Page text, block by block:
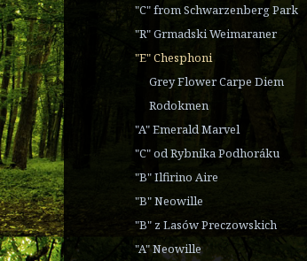
"C" from Schwarzenberg Park
"R" Grmadski Weimaraner
"E" Chesphoni
Grey Flower Carpe Diem
Rodokmen
"A" Emerald Marvel
"C" od Rybníka Podhoráku
"B" Ilfirino Aire
"B" Neowille
"B" z Lasów Preczowskich
"A" Neowille